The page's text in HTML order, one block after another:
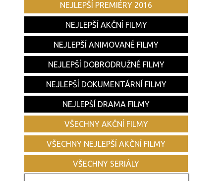
NEJLEPŠÍ PREMIÉRY 2016
NEJLEPŠÍ AKČNÍ FILMY
NEJLEPŠÍ ANIMOVANÉ FILMY
NEJLEPŠÍ DOBRODRUŽNÉ FILMY
NEJLEPŠÍ DOKUMENTÁRNÍ FILMY
NEJLEPŠÍ DRAMA FILMY
VŠECHNY AKČNÍ FILMY
VŠECHNY NEJLEPŠÍ AKČNÍ FILMY
VŠECHNY SERIÁLY